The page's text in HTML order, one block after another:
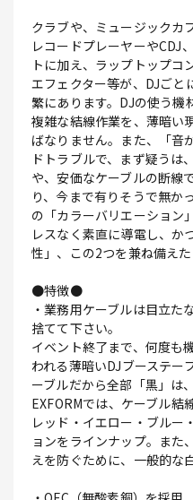
クラブや、ミュージックカ
レコードプレーヤーやCDJ
トに加え、ラップトップコ
エフェクター等が、DJごと
繁にあります。DJの使う機
複雑な結線作業を、薄暗い
ばなりません。また、「音
ドトラブルで、まず疑うは
や、安価なケーブルの断線
り、今まで有りそうで無か
の「カラーバリエーション
レスなく素直に導電し、か
性」、この2つを兼ね備え
●特徴●
・業務用ケーブルは目立た
捨てて下さい。
イベント終了まで、何度も
われる薄暗いDJブーステー
ーブルだから全部「黒」は
EXFORMでは、ケーブル結
レッド・イエロー・ブルー
ョンをラインナップ。また
えを防ぐために、一般的な